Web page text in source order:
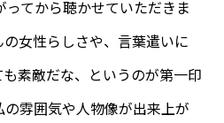
てから聴かせていただきま
女性らしさや、言葉遣いに
素敵だな、というのが第一印
雰囲気や人物像が出来上が